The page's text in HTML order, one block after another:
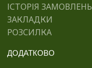
ІСТОРІЯ ЗАМОВЛЕНЬ
ЗАКЛАДКИ
РОЗСИЛКА
ДОДАТКОВО